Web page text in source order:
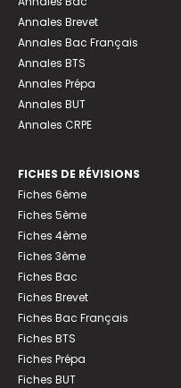
Annales Brevet
Annales Bac Français
Annales BTS
Annales Prépa
Annales BUT
Annales CRPE
FICHES DE RÉVISIONS
Fiches 6ème
Fiches 5ème
Fiches 4ème
Fiches 3ème
Fiches Bac
Fiches Brevet
Fiches Bac Français
Fiches BTS
Fiches Prépa
Fiches BUT